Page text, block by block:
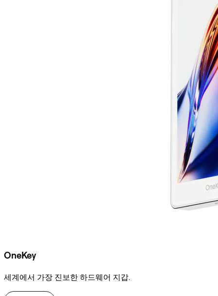
OneKey
세계에서 가장 진보한 하드웨어 지갑.